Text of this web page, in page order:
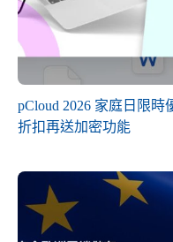
pCloud 2026 家庭日限
折扣再送加密功能